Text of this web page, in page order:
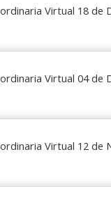
Virtual 18 de
Virtual 04 de
Virtual 12 de